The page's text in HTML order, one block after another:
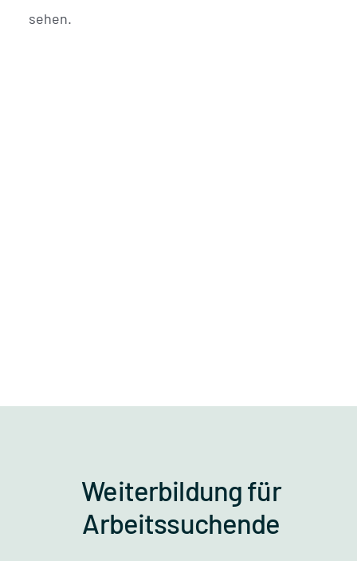
sehen.
Weiterbildung für
Arbeitssuchende